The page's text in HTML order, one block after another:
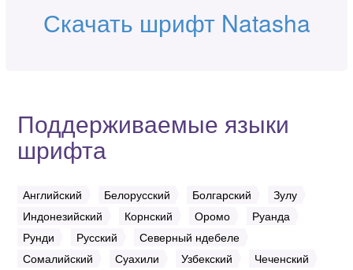
Скачать шрифт Natasha
Поддерживаемые языки
шрифта
Английский Белорусский Болгарский
Зулу
Индонезийский
Корнский Оромо
Руанда
Рунди
Русский
Северный ндебеле
Сомалийский
Суахили Узбекский
Чеченский